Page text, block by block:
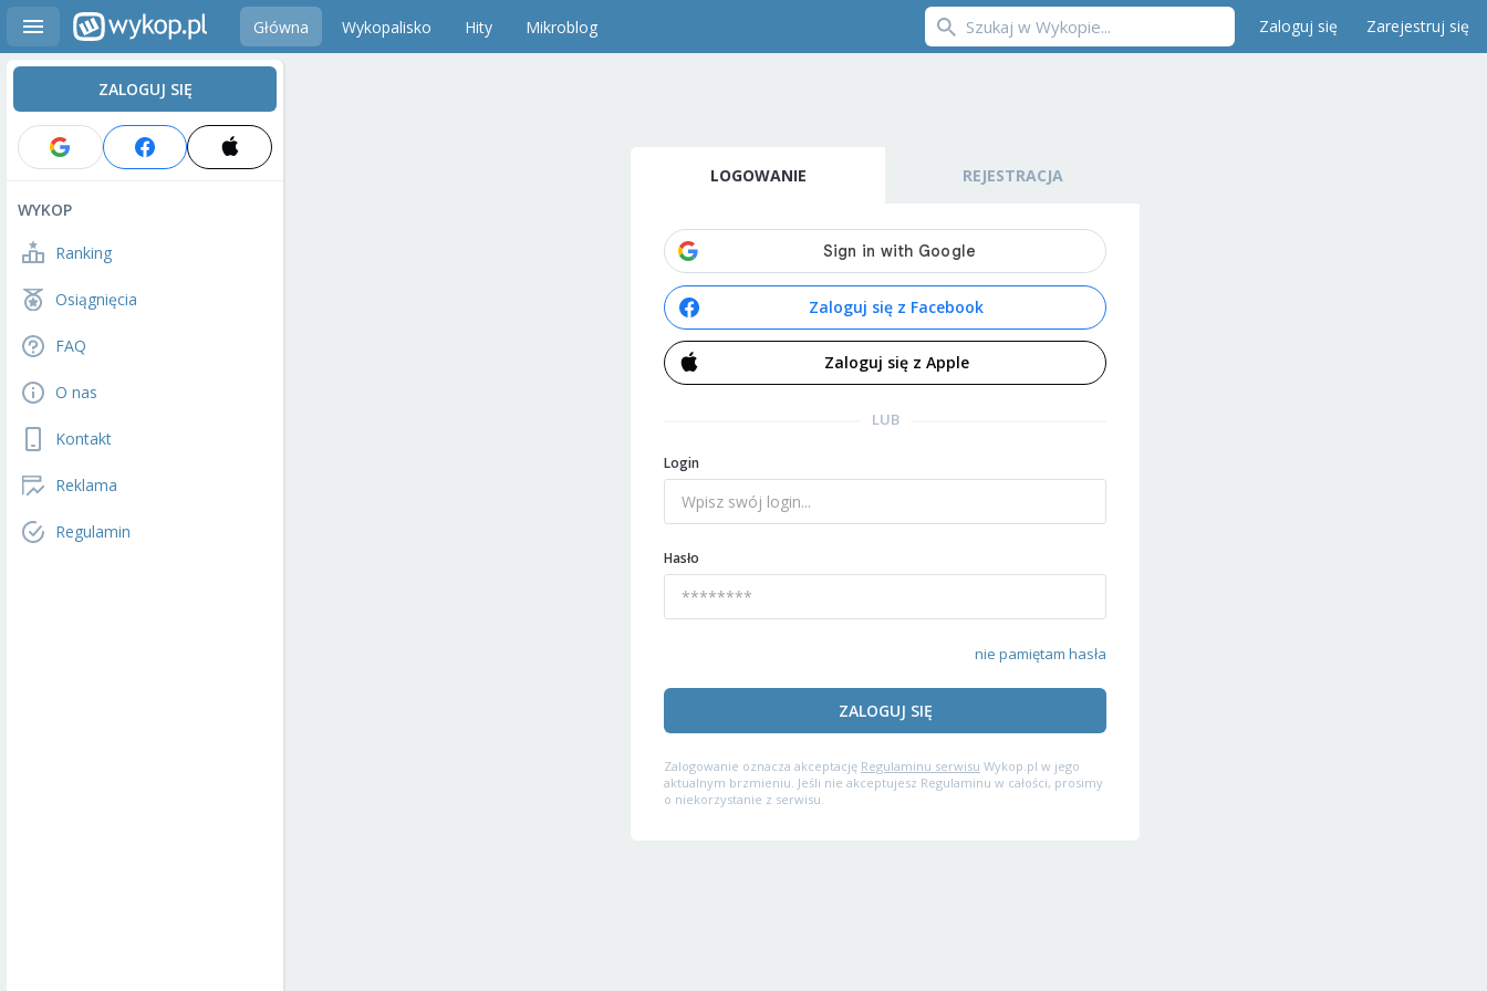
Główna Wykopalisko Hity Mikroblog Zaloguj się Zarejestruj się
ZALOGUJ SIĘ
WYKOP
Ranking
Osiągnięcia
FAQ
O nas
Kontakt
Reklama
Regulamin
LOGOWANIE REJESTRACJA
Zaloguj się z Facebook
Zaloguj się z Apple
LUB
Login
Hasło
nie pamiętam hasła
ZALOGUJ SIĘ
Zalogowanie oznacza akceptację Regulaminu serwisu Wykop.pl w jego
aktualnym brzmieniu. Jeśli nie akceptujesz Regulaminu w całości, prosimy
o niekorzystanie z serwisu.